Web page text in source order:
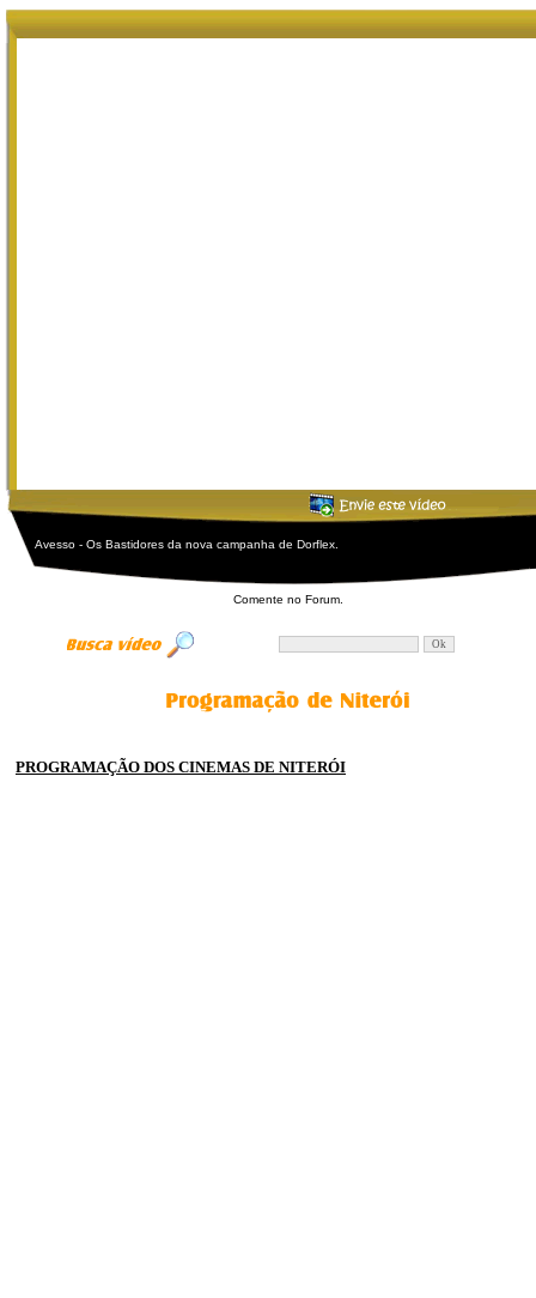
Avesso - Os Bastidores da nova campanha de Dorflex.
Comente noForum.